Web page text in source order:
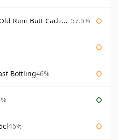
Butt Cadenhead's 57.5%
Bottling46%
46%